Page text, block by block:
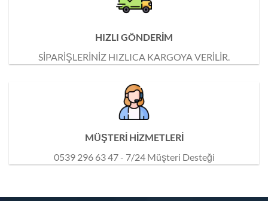
HIZLI GÖNDERİM
SİPARİŞLERİNİZ HIZLICA KARGOYA VERİLİR.
MÜŞTERİ HİZMETLERİ
0539 296 63 47 - 7/24 Müşteri Desteği